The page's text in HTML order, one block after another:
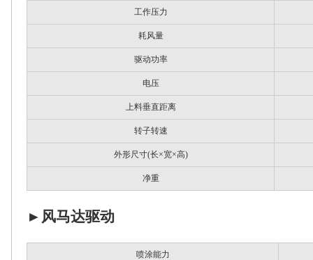
工作压力
耗风量
驱动功率
电压
上料垂直距离
转子转速
外形尺寸(长×宽×高)
净重
► 风马达驱动
喷涂能力